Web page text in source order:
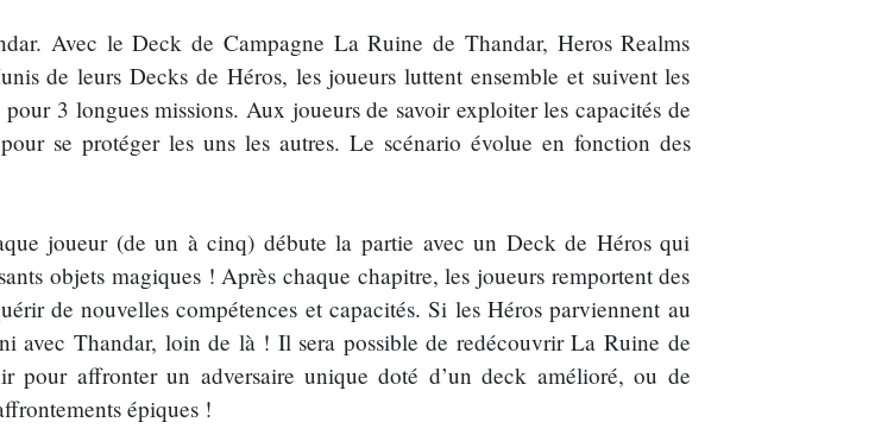
Avec le Deck de Campagne La Ruine de Thandar, Heros Realms
de leurs Decks de Héros, les joueurs luttent ensemble et suivent les
3 longues missions. Aux joueurs de savoir exploiter les capacités de
se protéger les uns les autres. Le scénario évolue en fonction des
joueur (de un à cinq) débute la partie avec un Deck de Héros qui
objets magiques ! Après chaque chapitre, les joueurs remportent des
de nouvelles compétences et capacités. Si les Héros parviennent au
avec Thandar, loin de là ! Il sera possible de redécouvrir La Ruine de
pour affronter un adversaire unique doté d’un deck amélioré, ou de
épiques !